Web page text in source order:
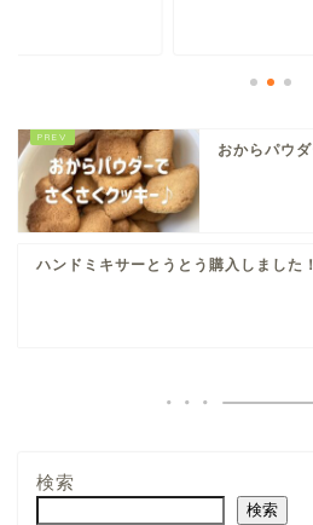
おからパウ
ハンドミキサーとうとう購入しました！
検索
検索